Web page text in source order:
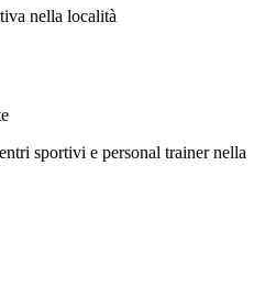
nella località
sportivi e personal trainer nella